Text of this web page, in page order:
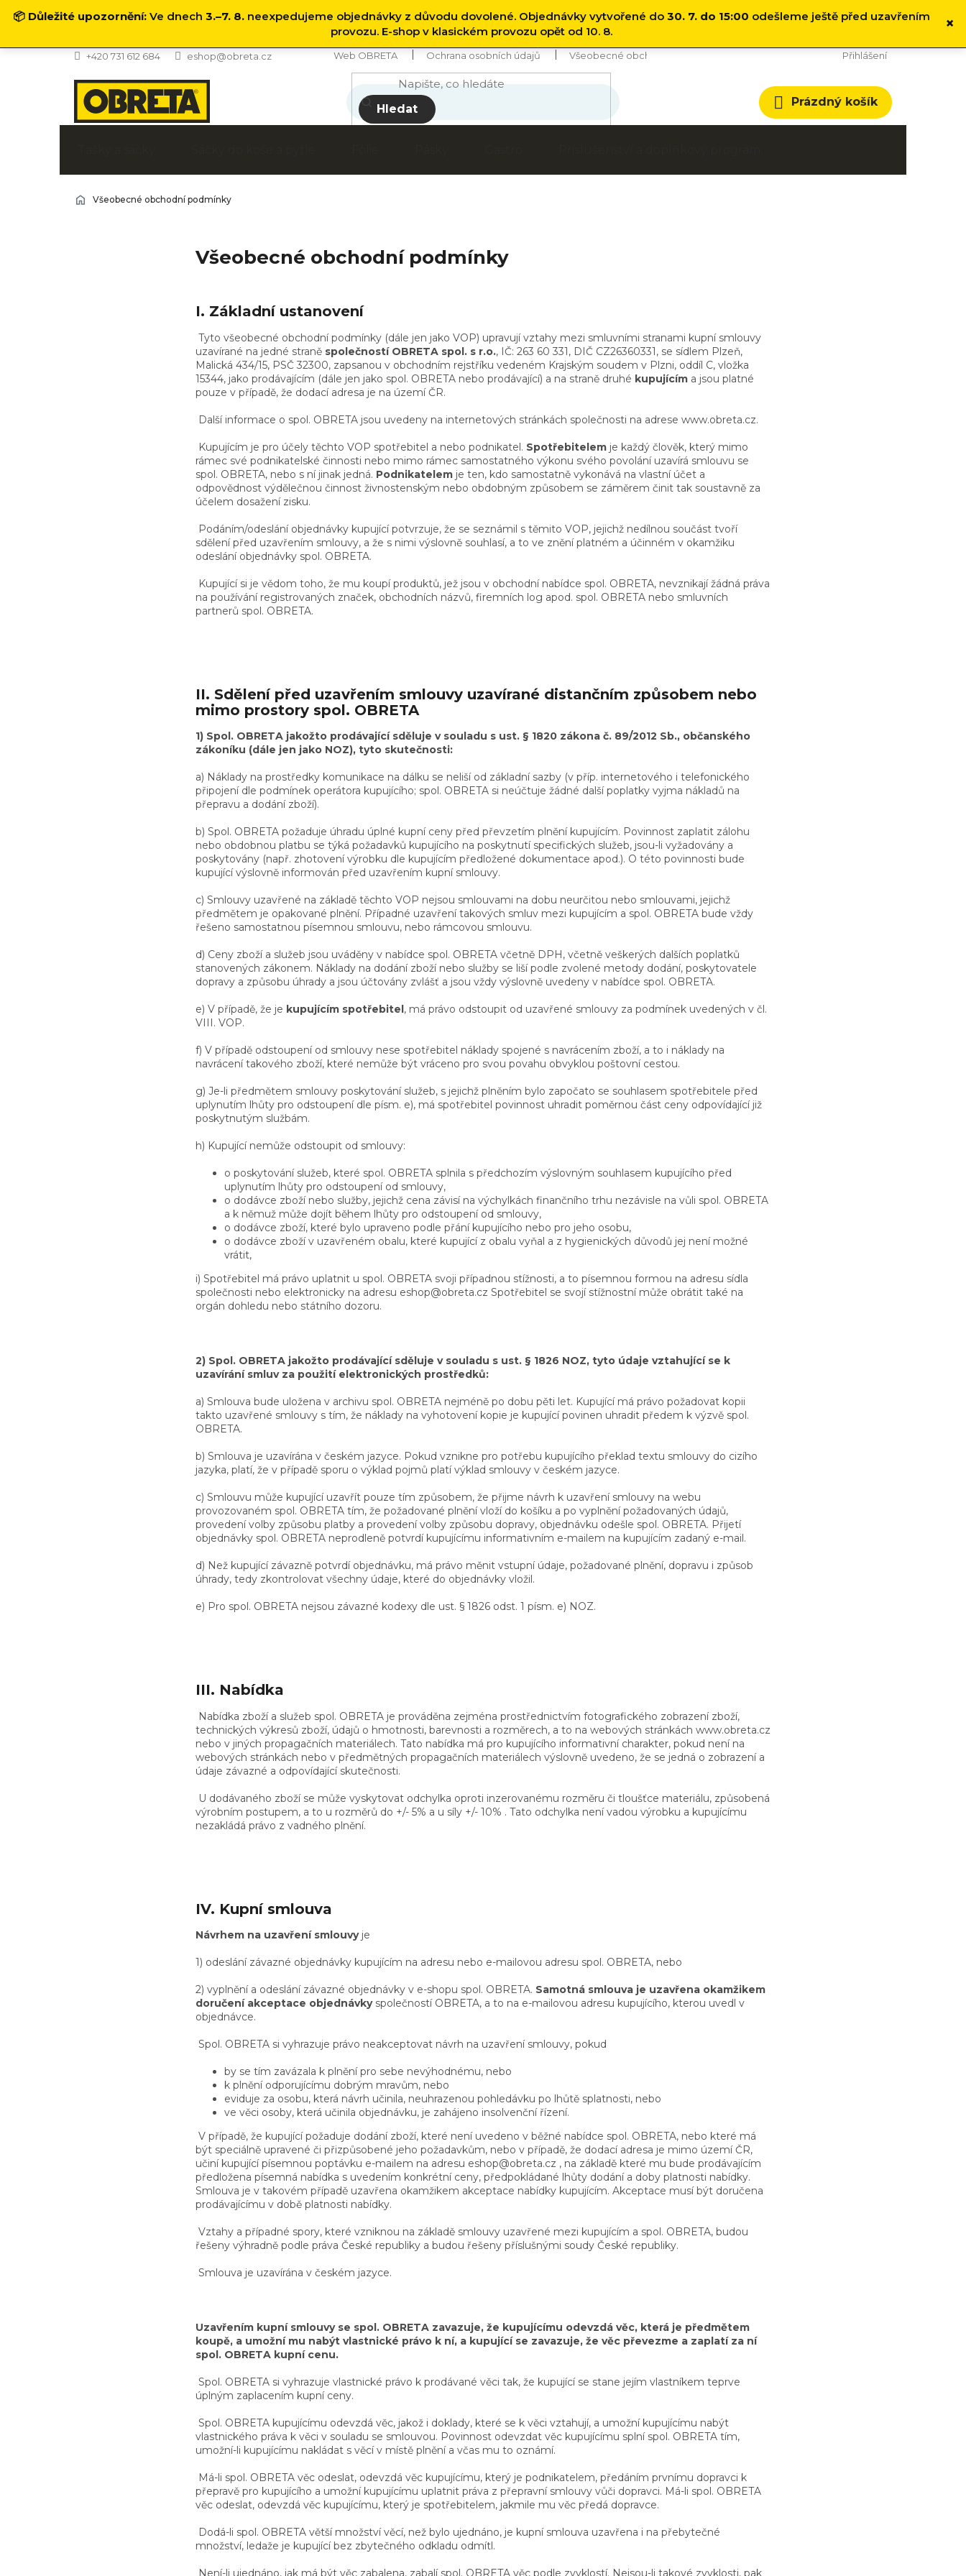
📦 Důležité upozornění: Ve dnech 3.–7. 8. neexpedujeme objednávky z důvodu dovolené. Objednávky vytvořené do 30. 7. do 15:00 odešleme ještě před uzavřením
provozu. E-shop v klasickém provozu opět od 10. 8.
×
Přejít
+420 731 612 684 eshop@obreta.cz Web OBRETA Ochrana osobních údajů Všeobecné obchodní podmínky Přihlášení
Hledat
Nákupní
košík
Prázdný košík
Všeobecné obchodní podmínky
Všeobecné obchodní podmínky
I. Základní ustanovení
Tyto všeobecné obchodní podmínky (dále jen jako VOP) upravují vztahy mezi smluvními stranami kupní smlouvy
uzavírané na jedné straně společností OBRETA spol. s r.o., IČ: 263 60 331, DIČ CZ26360331, se sídlem Plzeň,
Malická 434/15, PSČ 32300, zapsanou v obchodním rejstříku vedeném Krajským soudem v Plzni, oddíl C, vložka
15344, jako prodávajícím (dále jen jako spol. OBRETA nebo prodávající) a na straně druhé kupujícím a jsou platné
pouze v případě, že dodací adresa je na území ČR.
Další informace o spol. OBRETA jsou uvedeny na internetových stránkách společnosti na adrese www.obreta.cz.
Kupujícím je pro účely těchto VOP spotřebitel a nebo podnikatel. Spotřebitelem je každý člověk, který mimo
rámec své podnikatelské činnosti nebo mimo rámec samostatného výkonu svého povolání uzavírá smlouvu se
spol. OBRETA, nebo s ní jinak jedná. Podnikatelem je ten, kdo samostatně vykonává na vlastní účet a
odpovědnost výdělečnou činnost živnostenským nebo obdobným způsobem se záměrem činit tak soustavně za
účelem dosažení zisku.
Podáním/odeslání objednávky kupující potvrzuje, že se seznámil s těmito VOP, jejichž nedílnou součást tvoří
sdělení před uzavřením smlouvy, a že s nimi výslovně souhlasí, a to ve znění platném a účinném v okamžiku
odeslání objednávky spol. OBRETA.
Kupující si je vědom toho, že mu koupí produktů, jež jsou v obchodní nabídce spol. OBRETA, nevznikají žádná práva
na používání registrovaných značek, obchodních názvů, firemních log apod. spol. OBRETA nebo smluvních
partnerů spol. OBRETA.
II. Sdělení před uzavřením smlouvy uzavírané distančním způsobem nebo
mimo prostory spol. OBRETA
1) Spol. OBRETA jakožto prodávající sděluje v souladu s ust. § 1820 zákona č. 89/2012 Sb., občanského
zákoníku (dále jen jako NOZ), tyto skutečnosti:
a) Náklady na prostředky komunikace na dálku se neliší od základní sazby (v příp. internetového i telefonického
připojení dle podmínek operátora kupujícího; spol. OBRETA si neúčtuje žádné další poplatky vyjma nákladů na
přepravu a dodání zboží).
b) Spol. OBRETA požaduje úhradu úplné kupní ceny před převzetím plnění kupujícím. Povinnost zaplatit zálohu
nebo obdobnou platbu se týká požadavků kupujícího na poskytnutí specifických služeb, jsou-li vyžadovány a
poskytovány (např. zhotovení výrobku dle kupujícím předložené dokumentace apod.). O této povinnosti bude
kupující výslovně informován před uzavřením kupní smlouvy.
c) Smlouvy uzavřené na základě těchto VOP nejsou smlouvami na dobu neurčitou nebo smlouvami, jejichž
předmětem je opakované plnění. Případné uzavření takových smluv mezi kupujícím a spol. OBRETA bude vždy
řešeno samostatnou písemnou smlouvu, nebo rámcovou smlouvu.
d) Ceny zboží a služeb jsou uváděny v nabídce spol. OBRETA včetně DPH, včetně veškerých dalších poplatků
stanovených zákonem. Náklady na dodání zboží nebo služby se liší podle zvolené metody dodání, poskytovatele
dopravy a způsobu úhrady a jsou účtovány zvlášť a jsou vždy výslovně uvedeny v nabídce spol. OBRETA.
e) V případě, že je kupujícím spotřebitel, má právo odstoupit od uzavřené smlouvy za podmínek uvedených v čl.
VIII. VOP.
f) V případě odstoupení od smlouvy nese spotřebitel náklady spojené s navrácením zboží, a to i náklady na
navrácení takového zboží, které nemůže být vráceno pro svou povahu obvyklou poštovní cestou.
g) Je-li předmětem smlouvy poskytování služeb, s jejichž plněním bylo započato se souhlasem spotřebitele před
uplynutím lhůty pro odstoupení dle písm. e), má spotřebitel povinnost uhradit poměrnou část ceny odpovídající již
poskytnutým službám.
h) Kupující nemůže odstoupit od smlouvy:
o poskytování služeb, které spol. OBRETA splnila s předchozím výslovným souhlasem kupujícího před
uplynutím lhůty pro odstoupení od smlouvy,
o dodávce zboží nebo služby, jejichž cena závisí na výchylkách finančního trhu nezávisle na vůli spol. OBRETA
a k němuž může dojít během lhůty pro odstoupení od smlouvy,
o dodávce zboží, které bylo upraveno podle přání kupujícího nebo pro jeho osobu,
o dodávce zboží v uzavřeném obalu, které kupující z obalu vyňal a z hygienických důvodů jej není možné
vrátit,
i) Spotřebitel má právo uplatnit u spol. OBRETA svoji případnou stížnosti, a to písemnou formou na adresu sídla
společnosti nebo elektronicky na adresu eshop@obreta.cz Spotřebitel se svojí stížnostní může obrátit také na
orgán dohledu nebo státního dozoru.
2) Spol. OBRETA jakožto prodávající sděluje v souladu s ust. § 1826 NOZ, tyto údaje vztahující se k
uzavírání smluv za použití elektronických prostředků:
a) Smlouva bude uložena v archivu spol. OBRETA nejméně po dobu pěti let. Kupující má právo požadovat kopii
takto uzavřené smlouvy s tím, že náklady na vyhotovení kopie je kupující povinen uhradit předem k výzvě spol.
OBRETA.
b) Smlouva je uzavírána v českém jazyce. Pokud vznikne pro potřebu kupujícího překlad textu smlouvy do cizího
jazyka, platí, že v případě sporu o výklad pojmů platí výklad smlouvy v českém jazyce.
c) Smlouvu může kupující uzavřít pouze tím způsobem, že přijme návrh k uzavření smlouvy na webu
provozovaném spol. OBRETA tím, že požadované plnění vloží do košíku a po vyplnění požadovaných údajů,
provedení volby způsobu platby a provedení volby způsobu dopravy, objednávku odešle spol. OBRETA. Přijetí
objednávky spol. OBRETA neprodleně potvrdí kupujícímu informativním e-mailem na kupujícím zadaný e-mail.
d) Než kupující závazně potvrdí objednávku, má právo měnit vstupní údaje, požadované plnění, dopravu i způsob
úhrady, tedy zkontrolovat všechny údaje, které do objednávky vložil.
e) Pro spol. OBRETA nejsou závazné kodexy dle ust. § 1826 odst. 1 písm. e) NOZ.
III. Nabídka
Nabídka zboží a služeb spol. OBRETA je prováděna zejména prostřednictvím fotografického zobrazení zboží,
technických výkresů zboží, údajů o hmotnosti, barevnosti a rozměrech, a to na webových stránkách www.obreta.cz
nebo v jiných propagačních materiálech. Tato nabídka má pro kupujícího informativní charakter, pokud není na
webových stránkách nebo v předmětných propagačních materiálech výslovně uvedeno, že se jedná o zobrazení a
údaje závazné a odpovídající skutečnosti.
U dodávaného zboží se může vyskytovat odchylka oproti inzerovanému rozměru či tloušťce materiálu, způsobená
výrobním postupem, a to u rozměrů do +/- 5% a u síly +/- 10% . Tato odchylka není vadou výrobku a kupujícímu
nezakládá právo z vadného plnění.
IV. Kupní smlouva
Návrhem na uzavření smlouvyje
1) odeslání závazné objednávky kupujícím na adresu nebo e-mailovou adresu spol. OBRETA, nebo
2) vyplnění a odeslání závazné objednávky v e-shopu spol. OBRETA. Samotná smlouva je uzavřena okamžikem
doručení akceptace objednávkyspolečností OBRETA, a to na e-mailovou adresu kupujícího, kterou uvedl v
objednávce.
Spol. OBRETA si vyhrazuje právo neakceptovat návrh na uzavření smlouvy, pokud
by se tím zavázala k plnění pro sebe nevýhodnému, nebo
k plnění odporujícímu dobrým mravům, nebo
eviduje za osobu, která návrh učinila, neuhrazenou pohledávku po lhůtě splatnosti, nebo
ve věci osoby, která učinila objednávku, je zahájeno insolvenční řízení.
V případě, že kupující požaduje dodání zboží, které není uvedeno v běžné nabídce spol. OBRETA, nebo které má
být speciálně upravené či přizpůsobené jeho požadavkům, nebo v případě, že dodací adresa je mimo území ČR,
učiní kupující písemnou poptávku e-mailem na adresu eshop@obreta.cz , na základě které mu bude prodávajícím
předložena písemná nabídka s uvedením konkrétní ceny, předpokládané lhůty dodání a doby platnosti nabídky.
Smlouva je v takovém případě uzavřena okamžikem akceptace nabídky kupujícím. Akceptace musí být doručena
prodávajícímu v době platnosti nabídky.
Vztahy a případné spory, které vzniknou na základě smlouvy uzavřené mezi kupujícím a spol. OBRETA, budou
řešeny výhradně podle práva České republiky a budou řešeny příslušnými soudy České republiky.
Smlouva je uzavírána v českém jazyce.
Uzavřením kupní smlouvy se spol. OBRETA zavazuje, že kupujícímu odevzdá věc, která je předmětem
koupě, a umožní mu nabýt vlastnické právo k ní, a kupující se zavazuje, že věc převezme a zaplatí za ní
spol. OBRETA kupní cenu.
Spol. OBRETA si vyhrazuje vlastnické právo k prodávané věci tak, že kupující se stane jejím vlastníkem teprve
úplným zaplacením kupní ceny.
Spol. OBRETA kupujícímu odevzdá věc, jakož i doklady, které se k věci vztahují, a umožní kupujícímu nabýt
vlastnického práva k věci v souladu se smlouvou. Povinnost odevzdat věc kupujícímu splní spol. OBRETA tím,
umožní-li kupujícímu nakládat s věcí v místě plnění a včas mu to oznámí.
Má-li spol. OBRETA věc odeslat, odevzdá věc kupujícímu, který je podnikatelem, předáním prvnímu dopravci k
přepravě pro kupujícího a umožní kupujícímu uplatnit práva z přepravní smlouvy vůči dopravci. Má-li spol. OBRETA
věc odeslat, odevzdá věc kupujícímu, který je spotřebitelem, jakmile mu věc předá dopravce.
Dodá-li spol. OBRETA větší množství věcí, než bylo ujednáno, je kupní smlouva uzavřena i na přebytečné
množství, ledaže je kupující bez zbytečného odkladu odmítl.
Není-li ujednáno, jak má být věc zabalena, zabalí spol. OBRETA věc podle zvyklostí. Nejsou-li takové zvyklosti, pak